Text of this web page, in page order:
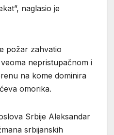
naglasio je
požar zahvatio
nepristupačnom i
na kome dominira
omorika.
Srbije Aleksandar
srbijanskih